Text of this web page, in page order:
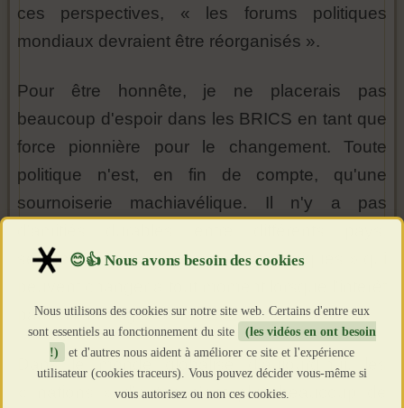
ces perspectives, « les forums politiques
mondiaux devraient être réorganisés ».
Pour être honnête, je ne placerais pas
beaucoup d'espoir dans les BRICS en tant que
force pionnière pour le changement. Toute
politique n'est, en fin de compte, qu'une
sournoiserie machiavélique. Il n'y a pas
seulement des « partenariats stratégiques » qui
particulier l'exige.
Dans le monde globalisé d'aujourd'hui, les
« nations » d'antan n'ont plus beaucoup de
Nous utilisons des cookies sur notre site web. Certains d'entre eux
sont essentiels au fonctionnement du site
(les vidéos en ont besoin
!)
et d'autres nous aident à améliorer ce site et l'expérience
utilisateur (cookies traceurs). Vous pouvez décider vous-même si
vous autorisez ou non ces cookies.